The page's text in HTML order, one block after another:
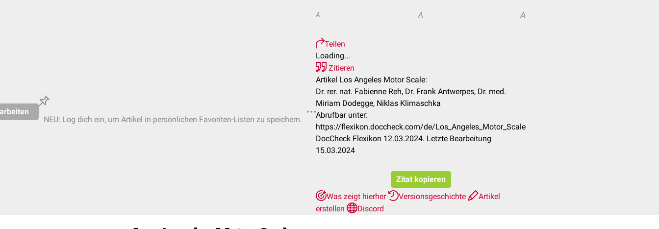
NEU: Log dich ein, um Artikel in persönlichen Favoriten-Listen zu speichern.
A A A
Teilen
Loading...
Zitieren
Artikel Los Angeles Motor Scale:
Dr. rer. nat. Fabienne Reh, Dr. Frank Antwerpes, Dr. med.
Miriam Dodegge, Niklas Klimaschka
Abrufbar unter:
https://flexikon.doccheck.com/de/Los_Angeles_Motor_Scale
DocCheck Flexikon 12.03.2024. Letzte Bearbeitung
15.03.2024
Zitat kopieren
Was zeigt hierher
Versionsgeschichte
Artikel
erstellen
Discord